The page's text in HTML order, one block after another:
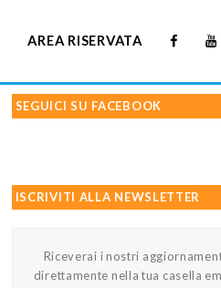
AREA RISERVATA
SEGUICI SU FACEBOOK
ISCRIVITI ALLA NEWSLETTER
Riceverai i nostri
direttamente nella tua casella